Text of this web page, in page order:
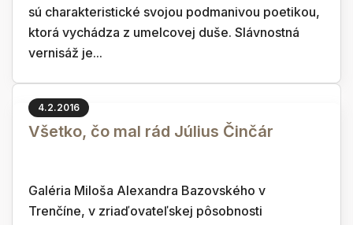
sú charakteristické svojou podmanivou poetikou,
ktorá vychádza z umelcovej duše. Slávnostná
vernisáž je...
4.2.2016
Všetko, čo mal rád Július Činčár
Galéria Miloša Alexandra Bazovského v
Trenčíne, v zriaďovateľskej pôsobnosti